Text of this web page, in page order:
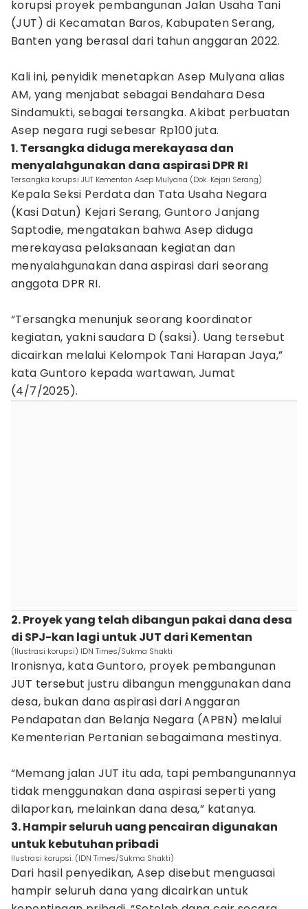
korupsi proyek pembangunan Jalan Usaha Tani
(JUT) di Kecamatan Baros, Kabupaten Serang,
Banten yang berasal dari tahun anggaran 2022.
Kali ini, penyidik menetapkan Asep Mulyana alias
AM, yang menjabat sebagai Bendahara Desa
Sindamukti, sebagai tersangka. Akibat perbuatan
Asep negara rugi sebesar Rp100 juta.
1. Tersangka diduga merekayasa dan
menyalahgunakan dana aspirasi DPR RI
Tersangka korupsi JUT Kementan Asep Mulyana (Dok. Kejari Serang)
Kepala Seksi Perdata dan Tata Usaha Negara
(Kasi Datun) Kejari Serang, Guntoro Janjang
Saptodie, mengatakan bahwa Asep diduga
merekayasa pelaksanaan kegiatan dan
menyalahgunakan dana aspirasi dari seorang
anggota DPR RI.
“Tersangka menunjuk seorang koordinator
kegiatan, yakni saudara D (saksi). Uang tersebut
dicairkan melalui Kelompok Tani Harapan Jaya,”
kata Guntoro kepada wartawan, Jumat
(4/7/2025).
2. Proyek yang telah dibangun pakai dana desa
di SPJ-kan lagi untuk JUT dari Kementan
(Ilustrasi korupsi) IDN Times/Sukma Shakti
Ironisnya, kata Guntoro, proyek pembangunan
JUT tersebut justru dibangun menggunakan dana
desa, bukan dana aspirasi dari Anggaran
Pendapatan dan Belanja Negara (APBN) melalui
Kementerian Pertanian sebagaimana mestinya.
“Memang jalan JUT itu ada, tapi pembangunannya
tidak menggunakan dana aspirasi seperti yang
dilaporkan, melainkan dana desa,” katanya.
3. Hampir seluruh uang pencairan digunakan
untuk kebutuhan pribadi
Ilustrasi korupsi. (IDN Times/Sukma Shakti)
Dari hasil penyedikan, Asep disebut menguasai
hampir seluruh dana yang dicairkan untuk